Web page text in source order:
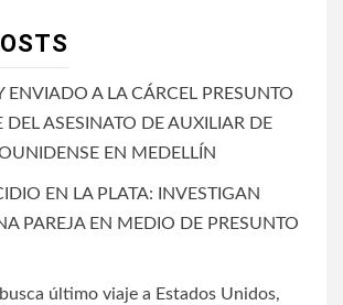
ENVIADO A LA CÁRCEL PRESUNTO
DEL ASESINATO DE AUXILIAR DE
EN MEDELLÍN
EN LA PLATA: INVESTIGAN
PAREJA EN MEDIO DE PRESUNTO
último viaje a Estados Unidos,